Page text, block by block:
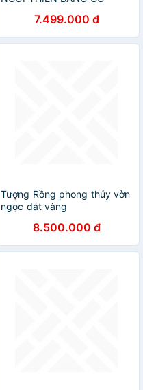
60×36×34CM
7.499.000 đ
Tượng Rồng phong thủy vờn
ngọc dát vàng
Hàng chính hãng, trang trí
nhà cửa, phòng làm việc,
quà tặng sếp, đối tác, khách
8.500.000 đ